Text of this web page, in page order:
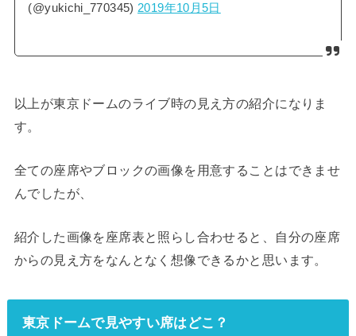
(@yukichi_770345) 2019年10月5日
以上が東京ドームのライブ時の見え方の紹介になりま
す。
全ての座席やブロックの画像を用意することはできませ
んでしたが、
紹介した画像を座席表と照らし合わせると、自分の座席
からの見え方をなんとなく想像できるかと思います。
東京ドームで見やすい席はどこ？